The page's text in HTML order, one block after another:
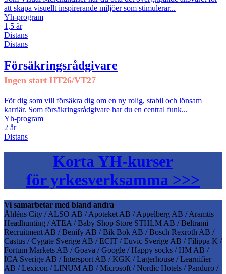
att skapa visuellt inspirerande miljöer som stimulerar...
Yh-program
1,5 år
Distans
Distans
Försäkringsrådgivare
Ingen start HT26/VT27
För dig som vill försäkra dig om en ny rolig, stabil och lönsam
karriär. Som försäkringsrådgivare har du en central funk...
Yh-program
2 år
Distans
Korta YH-kurser
för yrkesverksamma >>>
Vi samarbetar med bland andra
Åhléns City / ALSO AB / Apoteket AB / Appelberg AB / Aramtis
Headhunting / ATEA / Baby Shop Store STHLM AB / Beltrami
Recruitment AB / Benify AB / Bik Bok AB / Bosch Rexroth AB /
Castus / Cygate Sverige AB / ECIT / Euvic Sverige AB / Filippa K /
Fortum Markets AB / Goava / Google / Happy socks / HM AB /
ICA Sverige AB / Intersport AB / KGK / Lagerhouse / Learnifier
AB / Lexicon / LINUM AB / Microsoft / Nordic Hotels / Panduro /